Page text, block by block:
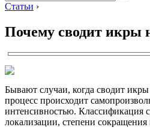
Статьи ›
Почему сводит икры
Бывают случаи, когда сводит
процесс происходит
интенсивностью. Классификация
локализации, степени